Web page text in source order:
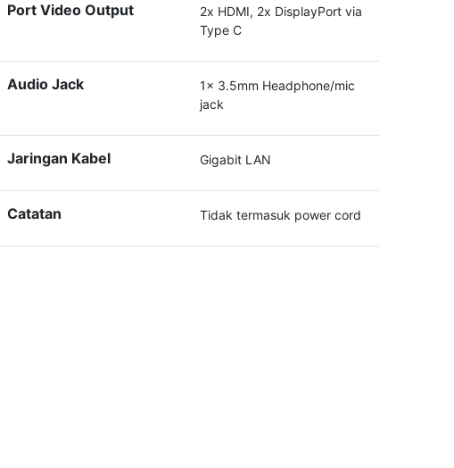
Port Video Output
2x HDMI, 2x DisplayPort via
Type C
Audio Jack
1x 3.5mm Headphone/mic
jack
Jaringan Kabel Gigabit LAN
Catatan Tidak termasuk power cord